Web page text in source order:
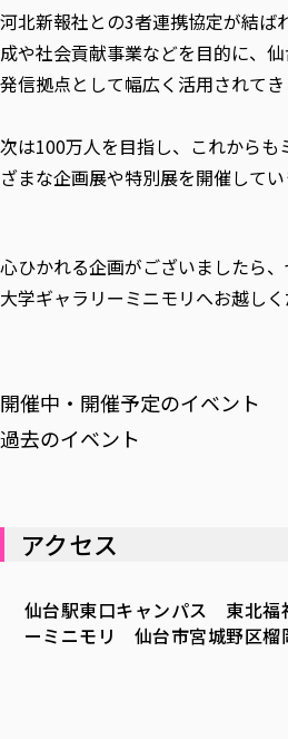
宿舎の紹介
学生生活サポート
学生自主活動支援
社会人学生の育児支援（一時預か
学生総合補償制度
河北新報社との3者連携協定が結ば
成や社会貢献事業などを目的に、
発信拠点として幅広く活用されてき
次は100万人を目指し、これからも
ざまな企画展や特別展を開催してい
心ひかれる企画がございましたら
大学ギャラリーミニモリへお越しく
開催中・開催予定のイベント
過去のイベント
アクセス
仙台駅東口キャンパス 東北福
ーミニモリ 仙台市宮城野区榴